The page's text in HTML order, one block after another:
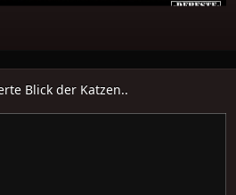
Blick der Katzen..